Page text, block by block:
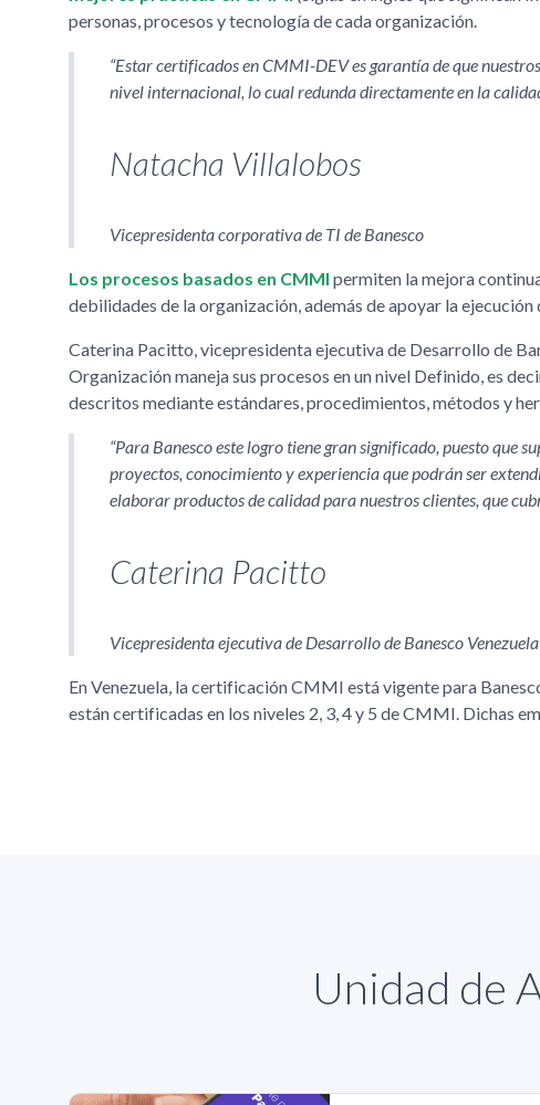
personas, procesos y tecnología de cada organización.
Estar certificados en CMMI-DEV es garantía de que
nivel internacional, lo cual redunda directamente en la
Natacha Villalobos
Vicepresidenta corporativa de TI de Banesco
Los procesos basados en CMMI permiten la mejora
debilidades de la organización, además de apoyar la
Caterina Pacitto, vicepresidenta ejecutiva de Desarrollo de
Organización maneja sus procesos en un nivel Definido, es
descritos mediante estándares, procedimientos, métodos y
Para Banesco este logro tiene gran significado, puesto que
proyectos, conocimiento y experiencia que podrán ser
elaborar productos de calidad para nuestros clientes, que
Caterina Pacitto
Vicepresidenta ejecutiva de Desarrollo de Banesco Venezuela
En Venezuela, la certificación CMMI está vigente para
están certificadas en los niveles 2, 3, 4 y 5 de CMMI. Dichas
Unidad de